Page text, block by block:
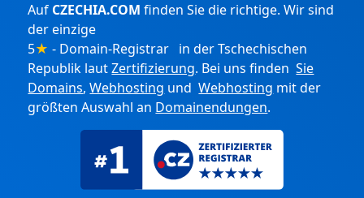
Auf CZECHIA.COM finden Sie die richtige. Wir sind
der einzige
5★ - Domain-Registrar in der Tschechischen
Republik lautZertifizierung. Bei uns findenSie
Domains,Webhosting undWebhosting mit der
größten Auswahl an Domainendungen.